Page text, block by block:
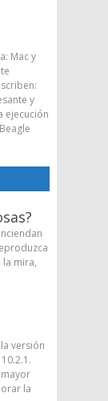
Mac y
y
ejecución
mira,
versión
la